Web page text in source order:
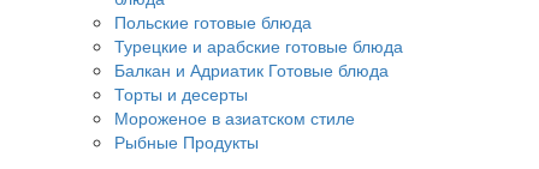
Польские готовые блюда
Турецкие и арабские готовые блюда
Балкан и Адриатик Готовые блюда
Торты и десерты
Мороженое в азиатском стиле
Рыбные Продукты